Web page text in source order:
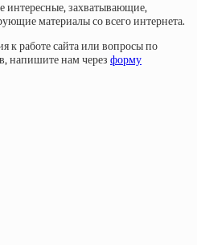
интересные, захватывающие,
материалы со всего интернета.
к работе сайта или вопросы по
напишите нам через форму